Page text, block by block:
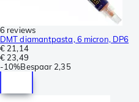
6 reviews
DMT diamantpasta, 6 micron, DP6
€ 21,14
€ 23,49
-10%Bespaar 2,35